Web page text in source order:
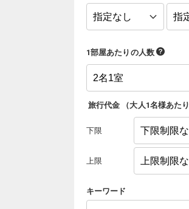
1部屋あたりの人数
旅行代金 （大人1名様あたり
下限
上限
キーワード